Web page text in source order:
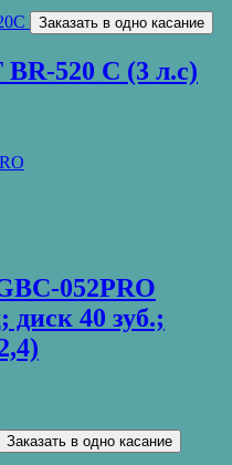
Заказать в одно касание
520 C (3 л.с)
052PRO
диск 40 зуб.;
Заказать в одно касание